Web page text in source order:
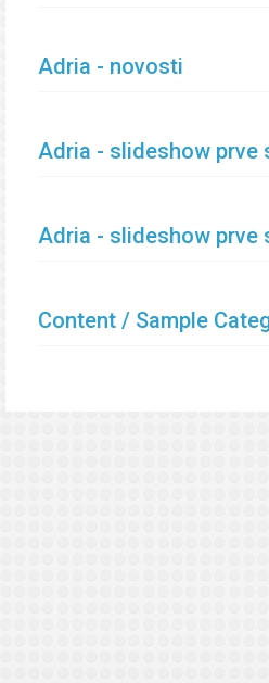
Adria - novosti
Adria - slideshow prve
Adria - slideshow prve
Content / Sample